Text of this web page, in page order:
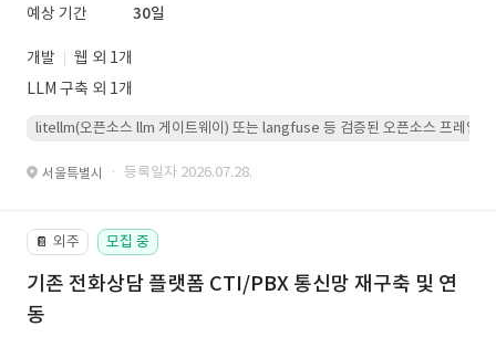
예상 기간
30일
개발
웹 외 1개
LLM 구축 외 1개
litellm(오픈소스 llm 게이트웨이) 또는 langfuse 등 검증된 오픈소스 프레임워
서울특별시 · 등록일자 2026.07.28.
📔 외주 모집 중
기존 전화상담 플랫폼 CTI/PBX 통신망 재구축 및 연
동